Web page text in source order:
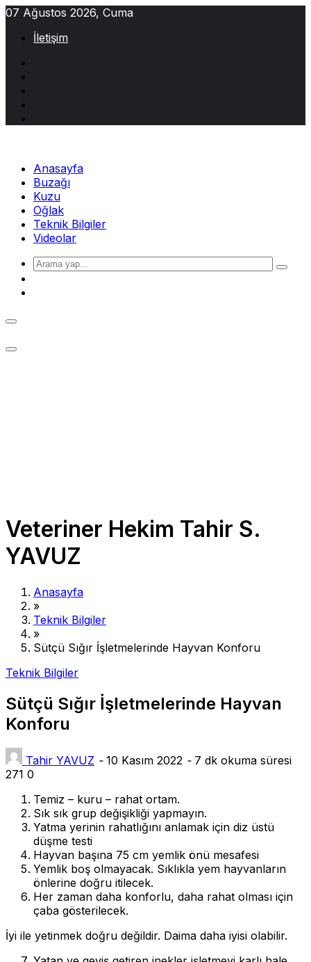
Skip
content
07 Ağustos 2026, Cuma
İletişim
Anasayfa
Buzağı
Kuzu
Oğlak
Teknik Bilgiler
Videolar
Veteriner Hekim Tahir S.
YAVUZ
Anasayfa
»
Teknik Bilgiler
»
Sütçü Sığır İşletmelerinde Hayvan Konforu
Teknik Bilgiler
Sütçü Sığır İşletmelerinde Hayvan
Konforu
Tahir YAVUZ - 10 Kasım 2022 -7 dk okuma süresi
271 0
Temiz – kuru – rahat ortam.
Sık sık grup değişikliği yapmayın.
Yatma yerinin rahatlığını anlamak için diz üstü
düşme testi
Hayvan başına 75 cm yemlik önü mesafesi
Yemlik boş olmayacak. Sıklıkla yem hayvanların
önlerine doğru itilecek.
Her zaman daha konforlu, daha rahat olması için
çaba gösterilecek.
İyi ile yetinmek doğru değildir. Daima daha iyisi olabilir.